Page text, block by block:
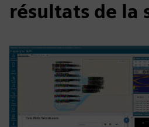
résultats de la